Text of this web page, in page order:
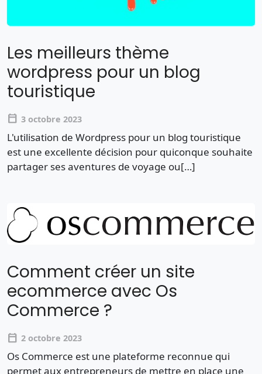
Les meilleurs thème
wordpress pour un blog
touristique
calendar_today 3 octobre 2023
L'utilisation de Wordpress pour un blog touristique
est une excellente décision pour quiconque souhaite
partager ses aventures de voyage ou[…]
Comment créer un site
ecommerce avec Os
Commerce ?
calendar_today 2 octobre 2023
Os Commerce est une plateforme reconnue qui
permet aux entrepreneurs de mettre en place une